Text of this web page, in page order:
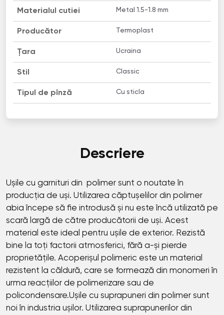
Materialul cutiei Metal 1.5-1.8 mm
Producător Termoplast
Țara Ucraina
Stil Classic
Tipul de pînză Сu sticla
Descriere
Ușile cu garnituri din polimer sunt o noutate în
producția de uși. Utilizarea căptușelilor din polimer
abia începe să fie introdusă și nu este încă utilizată pe
scară largă de către producătorii de uși. Acest
material este ideal pentru ușile de exterior. Rezistă
bine la toți factorii atmosferici, fără a-și pierde
proprietățile. Acoperișul polimeric este un material
rezistent la căldură, care se formează din monomeri în
urma reacțiilor de polimerizare sau de
policondensare.Ușile cu suprapuneri din polimer sunt
noi în industria ușilor. Utilizarea suprapunerilor din